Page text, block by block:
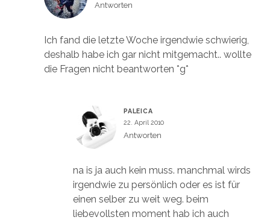
Antworten
Ich fand die letzte Woche irgendwie schwierig,
deshalb habe ich gar nicht mitgemacht.. wollte
die Fragen nicht beantworten *g*
PALEICA
22. April 2010
Antworten
na is ja auch kein muss. manchmal wirds
irgendwie zu persönlich oder es ist für
einen selber zu weit weg. beim
liebevollsten moment hab ich auch